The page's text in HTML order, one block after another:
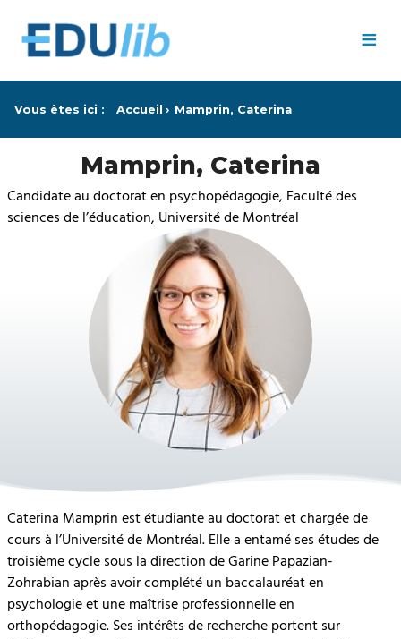
≡
Vous êtes ici : Accueil Mamprin, Caterina
Mamprin, Caterina
Candidate au doctorat en psychopédagogie, Faculté des
sciences de l’éducation, Université de Montréal
Caterina Mamprin est étudiante au doctorat et chargée de
cours à l’Université de Montréal. Elle a entamé ses études de
troisième cycle sous la direction de Garine Papazian-
Zohrabian après avoir complété un baccalauréat en
psychologie et une maîtrise professionnelle en
orthopédagogie. Ses intérêts de recherche portent sur